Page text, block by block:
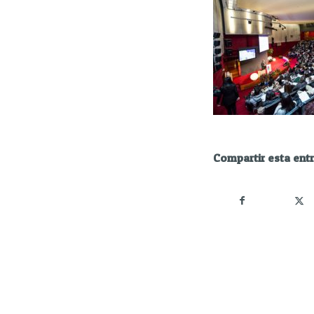
Compartir esta